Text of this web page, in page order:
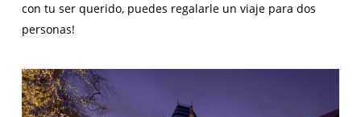
con tu ser querido, puedes regalarle un viaje para dos
personas!